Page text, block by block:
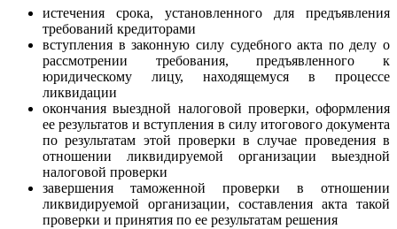
истечения срока, установленного для предъявления
требований кредиторами
вступления в законную силу судебного акта по делу о
рассмотрении требования, предъявленного к
юридическому лицу, находящемуся в процессе
ликвидации
окончания выездной налоговой проверки, оформления
ее результатов и вступления в силу итогового документа
по результатам этой проверки в случае проведения в
отношении ликвидируемой организации выездной
налоговой проверки
завершения таможенной проверки в отношении
ликвидируемой организации, составления акта такой
проверки и принятия по ее результатам решения